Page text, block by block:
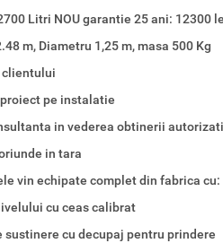
Litri NOU garantie 25 ani: 12300
m, Diametru 1,25 m, masa 500 Kg
clientului
pe instalatie
in vederea obtinerii
in tara
vin echipate complet din fabrica cu:
cu ceas calibrat
sustinere cu decupaj pentru prindere